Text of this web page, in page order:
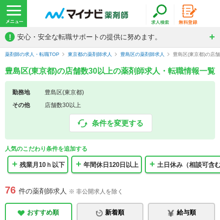
! 安心・安全な転職サポートの提供に努めます。
薬剤師の求人・転職TOP 東京都の薬剤師求人 豊島区の薬剤師求人 豊島区(東京都)の店
豊島区(東京都)の店舗数30以上の薬剤師求人・転職情報一覧
勤務地
豊島区(東京都)
その他
店舗数30以上
条件を変更する
人気のこだわり条件を追加する
残業月10ｈ以下 年間休日120日以上 土日休み（相談可含
76 件の薬剤師求人 ※ 非公開求人を除く
おすすめ順 新着順 給与順